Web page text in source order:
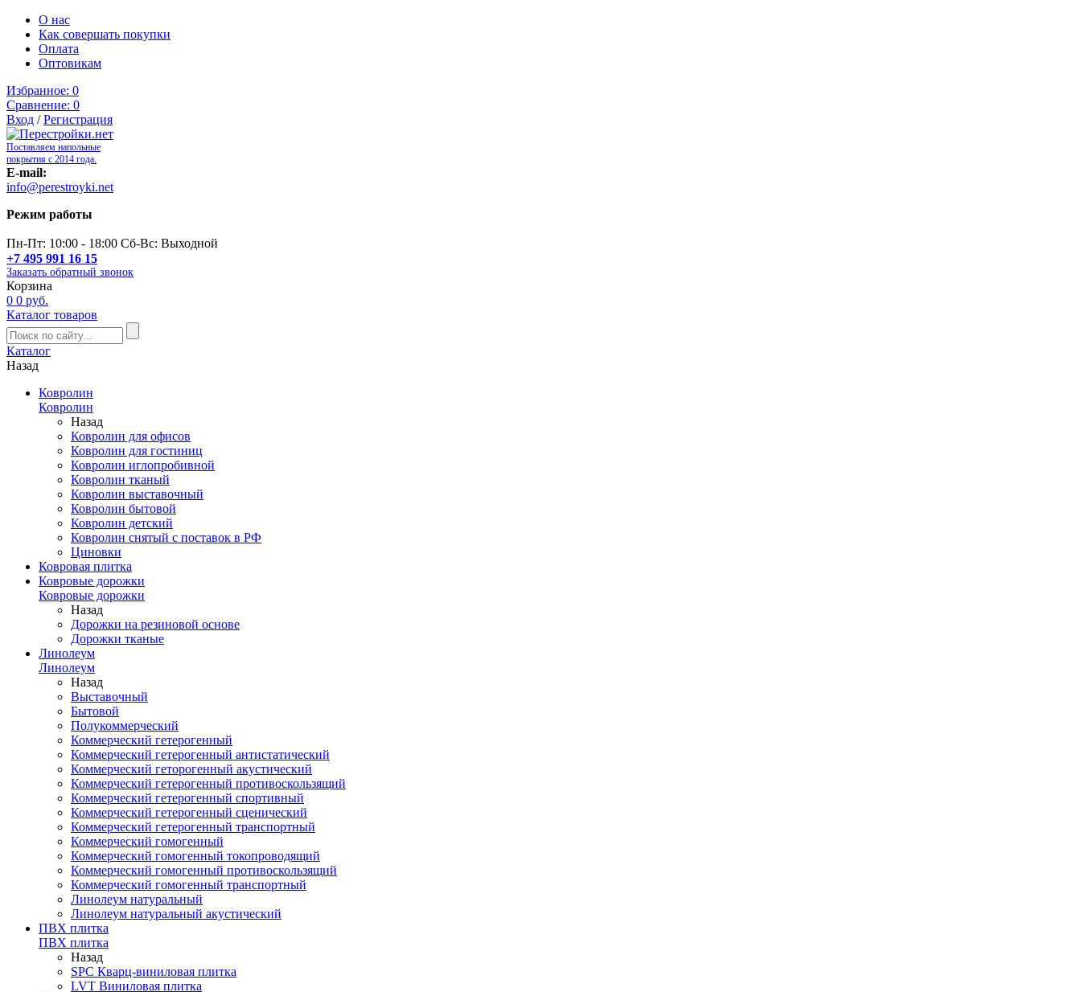
О нас
Как совершать покупки
Оплата
Оптовикам
Избранное: 0
Сравнение: 0
Вход /Регистрация
Поставляем напольные
покрытия с 2014 года.
E-mail:
info@perestroyki.net
Режим работы
Пн-Пт: 10:00 - 18:00 Сб-Вс: Выходной
+7 495 991 16 15
Заказать обратный звонок
Корзина
0 0 руб.
Каталог товаров
Каталог
Назад
Ковролин
Ковролин
Назад
Ковролин для офисов
Ковролин для гостиниц
Ковролин иглопробивной
Ковролин тканый
Ковролин выставочный
Ковролин бытовой
Ковролин детский
Ковролин снятый с поставок в РФ
Циновки
Ковровая плитка
Ковровые дорожки
Ковровые дорожки
Назад
Дорожки на резиновой основе
Дорожки тканые
Линолеум
Линолеум
Назад
Выставочный
Бытовой
Полукоммерческий
Коммерческий гетерогенный
Коммерческий гетерогенный антистатический
Коммерческий геторогенный акустический
Коммерческий гетерогенный противоскользящий
Коммерческий гетерогенный спортивный
Коммерческий гетерогенный сценический
Коммерческий гетерогенный транспортный
Коммерческий гомогенный
Коммерческий гомогенный токопроводящий
Коммерческий гомогенный противоскользящий
Коммерческий гомогенный транспортный
Линолеум натуральный
Линолеум натуральный акустический
ПВХ плитка
ПВХ плитка
Назад
SPC Кварц-виниловая плитка
LVT Виниловая плитка